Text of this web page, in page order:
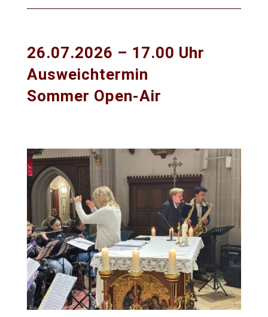
26.07.2026 – 17.00 Uhr
Ausweichtermin
Sommer Open-Air